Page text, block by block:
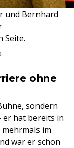
und Bernhard
Seite.
ohne
sondern
er hat bereits in
im
war er schon